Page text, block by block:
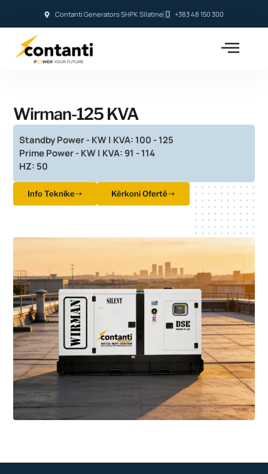
Contanti Generators SHPK Sllatine +383 48 150 300
Wirman-125 KVA
Standby Power - KW | KVA: 100 - 125
Prime Power - KW | KVA: 91 - 114
HZ: 50
Info Teknike Kërkoni Ofertë